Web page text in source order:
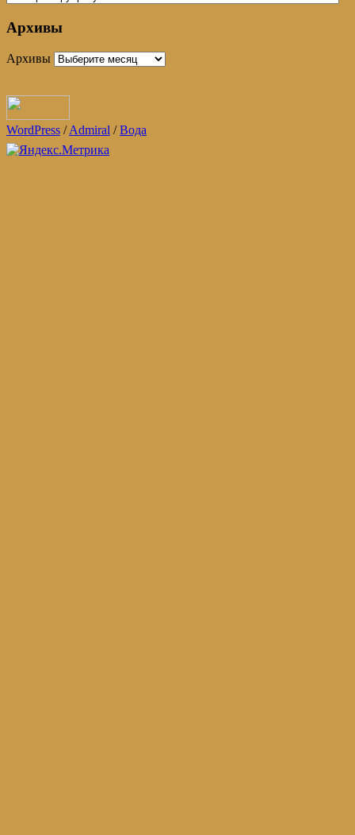
Архивы
Архивы
WordPress /Admiral /Вода